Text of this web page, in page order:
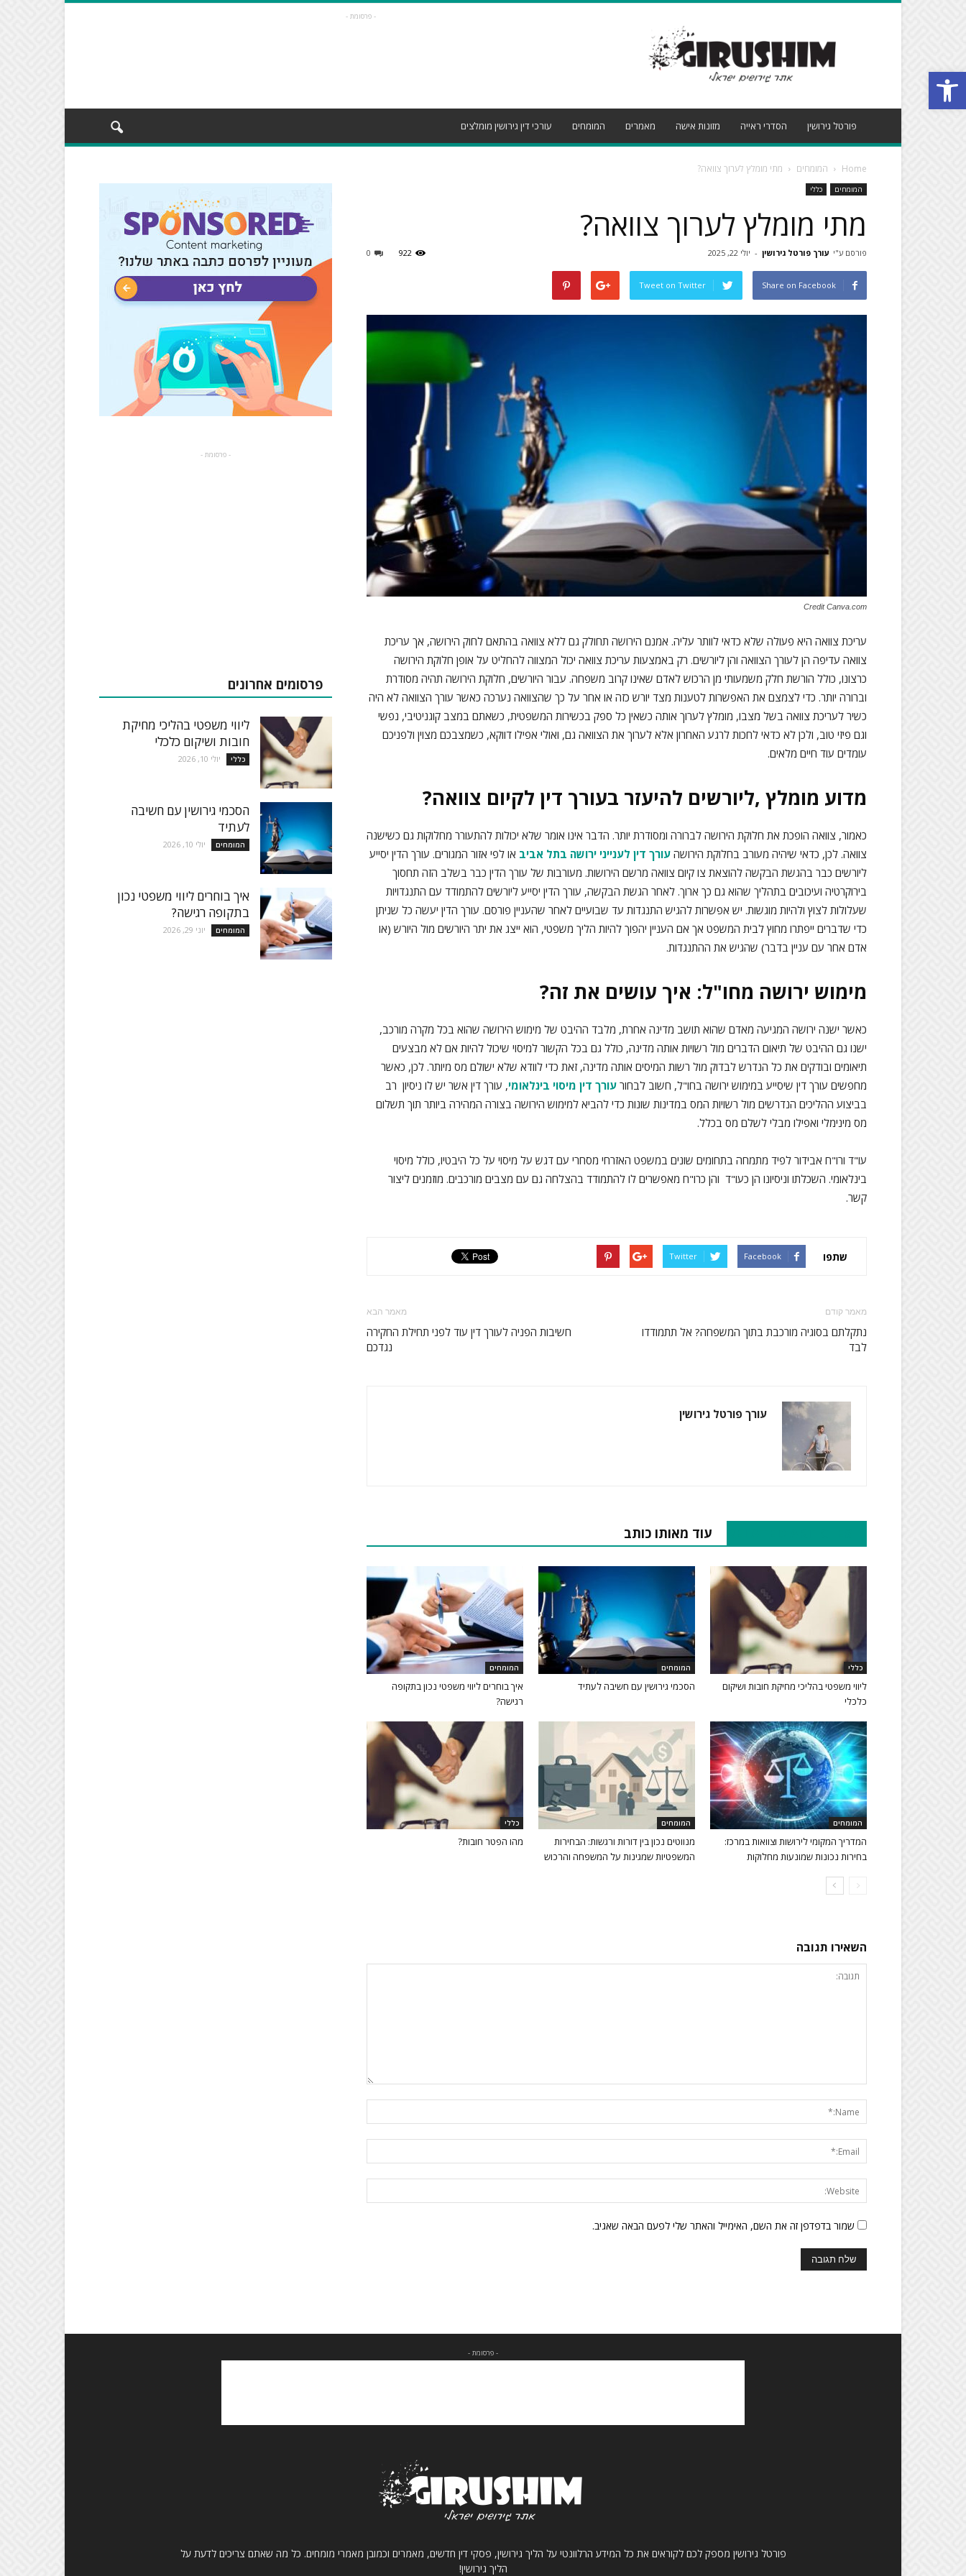
פתח סרגל נגישות
גירושין
- פרסומת -
פורטל גירושין הסדרי ראייה מזונות אישה מאמרים המומחים עורכי דין גירושין מומלצים
Home המומחים מתי מומלץ לערוך צוואה?
המומחים כללי
מתי מומלץ לערוך צוואה?
פורסם ע"י עורך פורטל גירושין - יולי 22, 2025 0 922
Share on Facebook
Tweet on Twitter
Credit Canva.com
עריכת צוואה היא פעולה שלא כדאי לוותר עליה. אמנם הירושה תחולק גם ללא צוואה בהתאם לחוק הירושה, אך עריכת
צוואה עדיפה הן לעורך הצוואה והן ליורשים. רק באמצעות עריכת צוואה יכול המצווה להחליט על אופן חלוקת הירושה
כרצונו, כולל הורשת חלק משמעותי מן הרכוש לאדם שאינו קרוב משפחה. עבור היורשים, חלוקת הירושה תהיה מסודרת
וברורה יותר. כדי לצמצם את האפשרות לטענות מצד יורש כזה או אחר על כך שהצוואה נערכה כאשר עורך הצוואה לא היה
כשיר לעריכת צוואה בשל מצבו, מומלץ לערוך אותה כשאין כל ספק בכשירות המשפטית, כשאתם במצב קוגניטיבי, נפשי
וגם פיזי טוב, ולכן לא כדאי לחכות לרגע האחרון אלא לערוך את הצוואה גם, ואולי אפילו דווקא, כשמצבכם מצוין ולפניכם
עומדים עוד חיים מלאים.
מדוע מומלץ ,ליורשים להיעזר בעורך דין לקיום צוואה?
כאמור, צוואה הופכת את חלוקת הירושה לברורה ומסודרת יותר. הדבר אינו אומר שלא יכולות להתעורר מחלוקות גם כשישנה
צוואה. לכן, כדאי שיהיה מעורב בחלוקת הירושה עורך דין לענייני ירושה בתל אביב או לפי אזור המגורים. עורך הדין יסייע
ליורשים כבר בהגשת הבקשה להוצאת צו קיום צוואה מרשם הירושות. מעורבות של עורך הדין כבר בשלב הזה תחסוך
בירוקרטיה ועיכובים בתהליך שהוא גם כך ארוך. לאחר הגשת הבקשה, עורך הדין יסייע ליורשים להתמודד עם התנגדויות
שעלולות לצוץ ולהיות מוגשות. יש אפשרות להגיש התנגדות עד שבועיים לאחר שהעניין פורסם. עורך הדין יעשה כל שניתן
כדי שדברים ייפתרו מחוץ לבית המשפט אך אם העניין יהפוך להיות הליך משפטי, הוא ייצג את יתר היורשים מול היורש (או
אדם אחר עם עניין בדבר) שהגיש את ההתנגדות.
מימוש ירושה מחו"ל: איך עושים את זה?
כאשר ישנה ירושה המגיעה מאדם שהוא תושב מדינה אחרת, מלבד ההיבט של מימוש הירושה שהוא בכל מקרה מורכב,
ישנו גם ההיבט של תיאום הדברים מול רשויות אותה מדינה, כולל גם בכל הקשור למיסוי שיכול להיות אם לא מבצעים
תיאומים ובודקים את כל הנדרש לבדוק מול רשות המיסים אותה מדינה, זאת כדי לוודא שלא ישולם מס מיותר. לכן, כאשר
מחפשים עורך דין שיסייע במימוש ירושה בחו"ל, חשוב לבחור עורך דין מיסוי בינלאומי, עורך דין אשר יש לו ניסיון רב
בביצוע ההליכים הנדרשים מול רשויות המס במדינות שונות כדי להביא למימוש הירושה בצורה המהירה ביותר תוך תשלום
מס מינימלי ואפילו מבלי לשלם מס בכלל.
עו"ד ורו"ח אבידור לפיד מתמחה בתחומים שונים במשפט האזרחי מסחרי עם דגש על מיסוי על כל היבטיו, כולל מיסוי
בינלאומי. השכלתו וניסיונו הן כעו"ד והן כרו"ח מאפשרים לו להתמודד בהצלחה גם עם מצבים מורכבים. מוזמנים ליצור
קשר.
שתפו Facebook
Twitter
מאמר קודם
נתקלתם בסוגיה מורכבת בתוך המשפחה? אל תתמודדו
לבד
מאמר הבא
חשיבות הפניה לעורך דין עוד לפני תחילת החקירה
נגדכם
עורך פורטל גירושין
עוד מאותו כותב
כללי
ליווי משפטי בהליכי מחיקת חובות ושיקום
כלכלי
המומחים
הסכמי גירושין עם חשיבה לעתיד
המומחים
איך בוחרים ליווי משפטי נכון בתקופה
רגישה?
המומחים
המדריך המקומי לירושות וצוואות במרכז:
בחירות נכונות שמונעות מחלוקות
המומחים
מנווטים נכון בין דורות ורגשות: הבחירות
המשפטיות שמגינות על המשפחה והרכוש
כללי
מהו הפטר חובות?
השאירו תגובה
שמור בדפדפן זה את השם, האימייל והאתר שלי לפעם הבאה שאגיב.
- פרסומת -
פרסומים אחרונים
ליווי משפטי בהליכי מחיקת
חובות ושיקום כלכלי
כללי יולי 10, 2026
הסכמי גירושין עם חשיבה
לעתיד
המומחים יולי 10, 2026
איך בוחרים ליווי משפטי נכון
בתקופה רגישה?
המומחים יוני 29, 2026
- פרסומת -
פורטל גירושין מספק לכם לקוראים את כל המידע הרלוונטי על הליך גירושין, פסקי דין חדשים, מאמרים וכמובן מאמרי מומחים. כל מה שאתם צריכים לדעת על
הליך גירושין!